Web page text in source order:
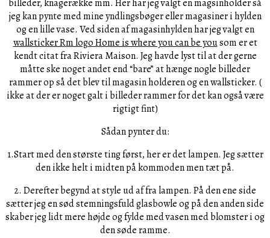
billeder, knagerække mm. Her har jeg valgt en magsinholder så
jeg kan pynte med mine yndlingsbøger eller magasiner i hylden
og en lille vase. Ved siden af magasinhylden har jeg valgt en
wallsticker Rm logo Home is where you can be yousom er et
kendt citat fra Riviera Maison. Jeg havde lyst til at der gerne
måtte ske noget andet end “bare” at hænge nogle billeder
rammer op så det blev til magasin holderen og en wallsticker. (
ikke at der er noget galt i billeder rammer for det kan også være
rigtigt fint)
Sådan pynter du:
1.Start med den største ting først, her er det lampen. Jeg sætter
den ikke helt i midten på kommoden men tæt på.
2. Derefter begynd at style ud af fra lampen. På den ene side
sætter jeg en sød stemningsfuld glasbowle og på den anden side
skaber jeg lidt mere højde og fylde med vasen med blomster i og
den søde ramme.